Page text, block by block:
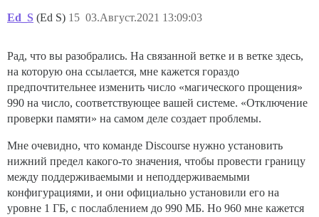
Ed_S (Ed S) 03.Август.2021 13:09:03
15
Рад, что вы разобрались. На связанной ветке и в ветке здесь,
на которую она ссылается, мне кажется гораздо
предпочтительнее изменить число «магического прощения»
990 на число, соответствующее вашей системе. «Отключение
проверки памяти» на самом деле создает проблемы.
Мне очевидно, что команде Discourse нужно установить
нижний предел какого-то значения, чтобы провести границу
между поддерживаемыми и неподдерживаемыми
конфигурациями, и они официально установили его на
уровне 1 ГБ, с послаблением до 990 МБ. Но 960 мне кажется